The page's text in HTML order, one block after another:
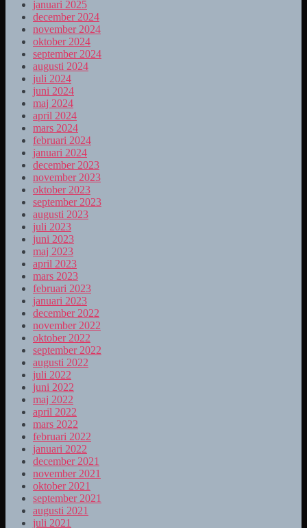
januari 2025
december 2024
november 2024
oktober 2024
september 2024
augusti 2024
juli 2024
juni 2024
maj 2024
april 2024
mars 2024
februari 2024
januari 2024
december 2023
november 2023
oktober 2023
september 2023
augusti 2023
juli 2023
juni 2023
maj 2023
april 2023
mars 2023
februari 2023
januari 2023
december 2022
november 2022
oktober 2022
september 2022
augusti 2022
juli 2022
juni 2022
maj 2022
april 2022
mars 2022
februari 2022
januari 2022
december 2021
november 2021
oktober 2021
september 2021
augusti 2021
juli 2021